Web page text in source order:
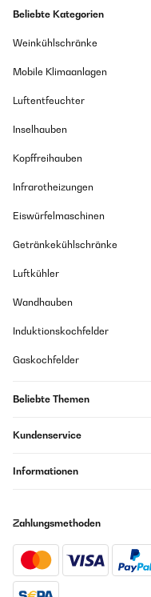
Beliebte Kategorien
Weinkühlschränke
Mobile Klimaanlagen
Luftentfeuchter
Inselhauben
Kopffreihauben
Infrarotheizungen
Eiswürfelmaschinen
Getränkekühlschränke
Luftkühler
Wandhauben
Induktionskochfelder
Gaskochfelder
Beliebte Themen
Kundenservice
Informationen
Zahlungsmethoden